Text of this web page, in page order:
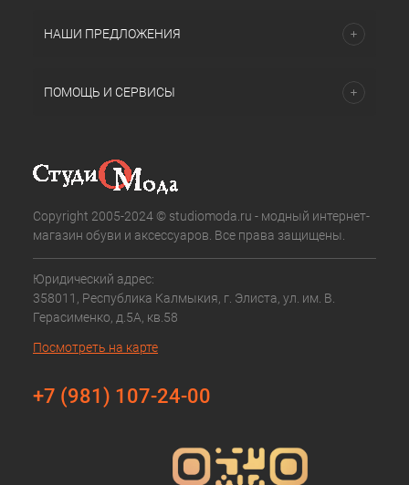
НАШИ ПРЕДЛОЖЕНИЯ
ПОМОЩЬ И СЕРВИСЫ
Copyright 2005-2024 © studiomoda.ru - модный интернет-
магазин обуви и аксессуаров. Все права защищены.
Юридический адрес:
358011, Республика Калмыкия, г. Элиста, ул. им. В.
Герасименко, д.5А, кв.58
Посмотреть на карте
+7 (981) 107-24-00